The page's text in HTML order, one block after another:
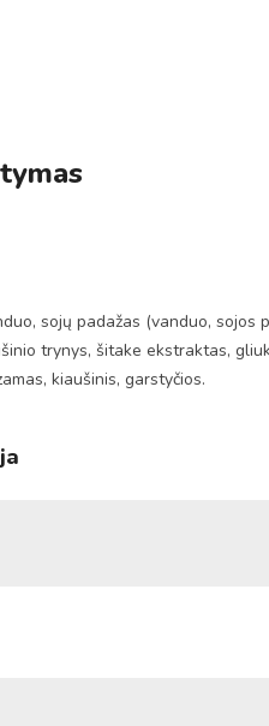
sojų padažas (vanduo,
trynys, šitake ekstraktas,
kiaušinis, garstyčios.